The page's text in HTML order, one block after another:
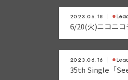
2023.06.18 Lead
6/20(火)ニコニコ
2023.06.16 Lead
35th Single「